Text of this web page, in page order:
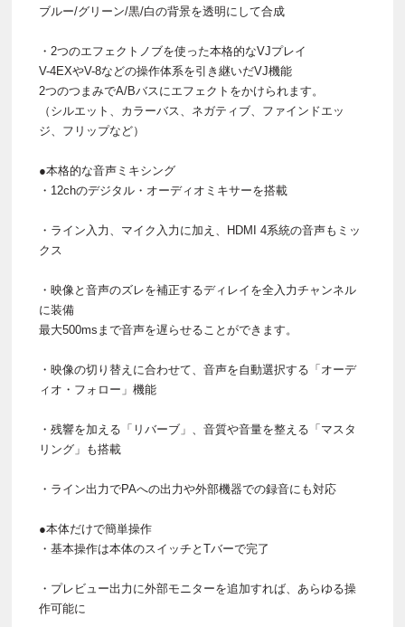
ブルー/グリーン/黒/白の背景を透明にして合成
・2つのエフェクトノブを使った本格的なVJプレイ
V-4EXやV-8などの操作体系を引き継いだVJ機能
2つのつまみでA/Bバスにエフェクトをかけられます。
（シルエット、カラーバス、ネガティブ、ファインドエッ
ジ、フリップなど）
●本格的な音声ミキシング
・12chのデジタル・オーディオミキサーを搭載
・ライン入力、マイク入力に加え、HDMI 4系統の音声もミッ
クス
・映像と音声のズレを補正するディレイを全入力チャンネル
に装備
最大500msまで音声を遅らせることができます。
・映像の切り替えに合わせて、音声を自動選択する「オーデ
ィオ・フォロー」機能
・残響を加える「リバーブ」、音質や音量を整える「マスタ
リング」も搭載
・ライン出力でPAへの出力や外部機器での録音にも対応
●本体だけで簡単操作
・基本操作は本体のスイッチとTバーで完了
・プレビュー出力に外部モニターを追加すれば、あらゆる操
作可能に